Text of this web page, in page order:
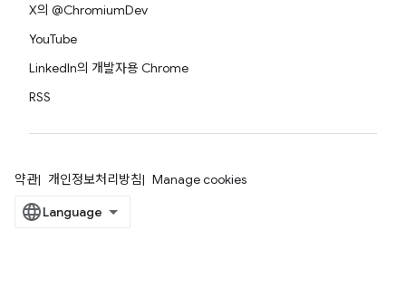
X의 @ChromiumDev
YouTube
LinkedIn의 개발자용 Chrome
RSS
약관 개인정보처리방침 Manage cookies